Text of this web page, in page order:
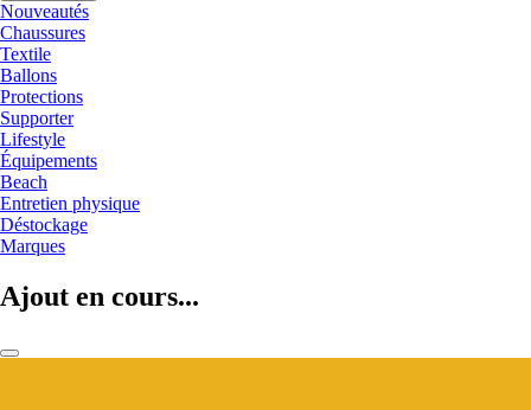
Nouveautés
Chaussures
Textile
Ballons
Protections
Supporter
Lifestyle
Équipements
Beach
Entretien physique
Déstockage
Marques
Ajout en cours...